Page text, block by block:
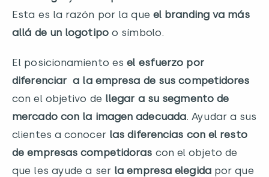
Esta es la razón por la que el branding va más
allá de un logotipoo símbolo.
El posicionamiento esel esfuerzo por
diferenciar a la empresa de sus competidores
con el objetivo de llegar a su segmento de
mercado con la imagen adecuada. Ayudar a sus
clientes a conocer las diferencias con el resto
de empresas competidoras con el objeto de
que les ayude a serla empresa elegidapor que